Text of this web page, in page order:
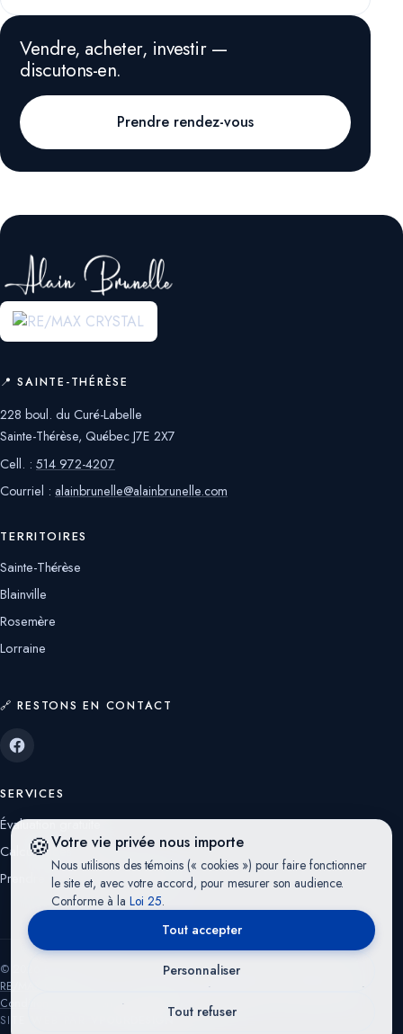
🍪Votre vie privée nous importe
Nous utilisons des témoins (« cookies ») pour faire fonctionner
le site et, avec votre accord, pour mesurer son audience.
Conforme à la Loi 25.
Tout refuser
Personnaliser
Tout accepter
Vendre, acheter, investir —
discutons-en.
Prendre rendez-vous
📍 SAINTE-THÉRÈSE
228 boul. du Curé-Labelle
Sainte-Thérèse, Québec J7E 2X7
Cell. : 514 972-4207
Courriel : alainbrunelle@alainbrunelle.com
TERRITOIRES
Sainte-Thérèse
Blainville
Rosemère
Lorraine
🔗 RESTONS EN CONTACT
SERVICES
Évaluation gratuite
Calculatrices
Prendre rendez-vous avec moi
© 2026 RE/MAX CRYSTAL — Franchisé indépendant et autonome de
RE/MAX Québec
·
·
Conditions d'utilisation
·
Préférences cookies
SITE WEB PAR
VPOURDESIGN